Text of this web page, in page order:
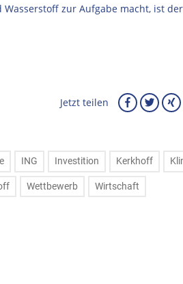
zur Aufgabe macht, ist der
Jetzt teilen
ING Investition Kerkhoff
Wettbewerb Wirtschaft